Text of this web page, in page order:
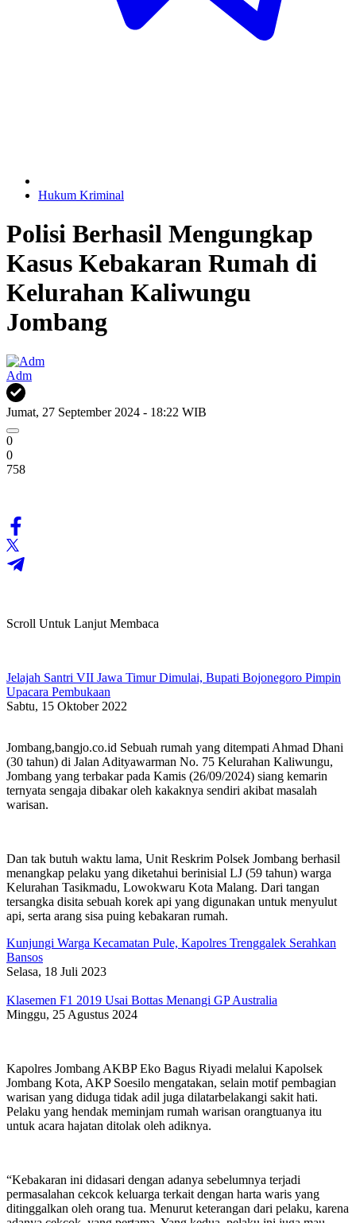
Hukum Kriminal
Polisi Berhasil Mengungkap
Kasus Kebakaran Rumah di
Kelurahan Kaliwungu
Jombang
Adm
Jumat, 27 September 2024 - 18:22 WIB
0
0
758
Scroll Untuk Lanjut Membaca
Jelajah Santri VII Jawa Timur Dimulai, Bupati Bojonegoro Pimpin
Upacara Pembukaan
Sabtu, 15 Oktober 2022
Jombang,bangjo.co.id Sebuah rumah yang ditempati Ahmad Dhani
(30 tahun) di Jalan Adityawarman No. 75 Kelurahan Kaliwungu,
Jombang yang terbakar pada Kamis (26/09/2024) siang kemarin
ternyata sengaja dibakar oleh kakaknya sendiri akibat masalah
warisan.
Dan tak butuh waktu lama, Unit Reskrim Polsek Jombang berhasil
menangkap pelaku yang diketahui berinisial LJ (59 tahun) warga
Kelurahan Tasikmadu, Lowokwaru Kota Malang. Dari tangan
tersangka disita sebuah korek api yang digunakan untuk menyulut
api, serta arang sisa puing kebakaran rumah.
Kunjungi Warga Kecamatan Pule, Kapolres Trenggalek Serahkan
Bansos
Selasa, 18 Juli 2023
Klasemen F1 2019 Usai Bottas Menangi GP Australia
Minggu, 25 Agustus 2024
Kapolres Jombang AKBP Eko Bagus Riyadi melalui Kapolsek
Jombang Kota, AKP Soesilo mengatakan, selain motif pembagian
warisan yang diduga tidak adil juga dilatarbelakangi sakit hati.
Pelaku yang hendak meminjam rumah warisan orangtuanya itu
untuk acara hajatan ditolak oleh adiknya.
“Kebakaran ini didasari dengan adanya sebelumnya terjadi
permasalahan cekcok keluarga terkait dengan harta waris yang
ditinggalkan oleh orang tua. Menurut keterangan dari pelaku, karena